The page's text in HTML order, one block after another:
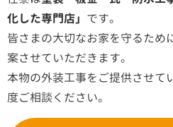
化した専門店」 です。
皆さまの大切なお家を守るため
案させていただきます。
本物の外装工事をご提供させて
度ご相談ください。